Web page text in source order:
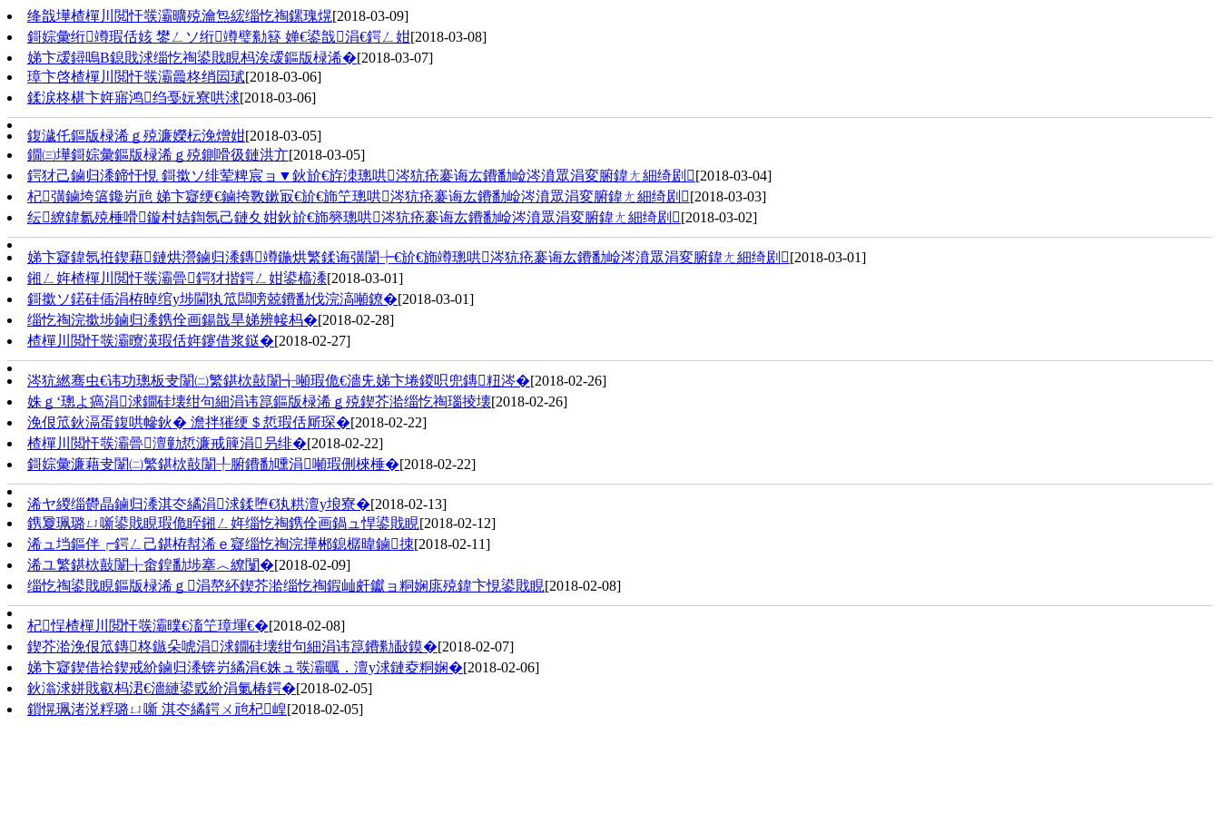
绛戠墷楂樿川閲忓彂灞曠殑瀹炰綋缁忔祹鏍瑰熀[2018-03-09]
鎶婃彙绗竴瑕佸姟 鐢ㄥソ绗竴璧勬簮 婵€鍙戠涓€鍔ㄥ姏[2018-03-08]
娣卞叆鐞嗚В鎴戝浗缁忔祹鍙戝睍杩涘叆鏂版椂浠�[2018-03-07]
璋卞啓楂樿川閲忓彂灞曟柊绡囩珷[2018-03-06]
鍒涙柊椹卞姩寤鸿绉戞妧寮哄浗[2018-03-06]
鍑濊仛鏂版椂浠ｇ殑濂嬫枟浼熷姏[2018-03-05]
鐗㈢墷鎶婃彙鏂版椂浠ｇ殑鍘嗗彶鏈洪亣[2018-03-05]
鍔犲己鏀归潻鍗忓悓 鎶撳ソ绯荤粺宸ョ▼鈥斺€斿洓璁哄涔犺疮褰诲厷鐨勫崄涔濆眾涓変腑鍏ㄤ細绮剧[2018-03-04]
杞彉鏀垮簻鑱岃兘 娣卞寲绠€鏀挎斁鏉冣€斺€斾笁璁哄涔犺疮褰诲厷鐨勫崄涔濆眾涓変腑鍏ㄤ細绮剧[2018-03-03]
纭繚鍏氱殑棰嗗鏇村姞鍧氬己鏈夊姏鈥斺€斾簩璁哄涔犺疮褰诲厷鐨勫崄涔濆眾涓変腑鍏ㄤ細绮剧[2018-03-02]
娣卞寲鍏氬拰鍥藉鏈烘瀯鏀归潻鏄竴鍦烘繁鍒诲彉闈┾€斺€斾竴璁哄涔犺疮褰诲厷鐨勫崄涔濆眾涓変腑鍏ㄤ細绮剧[2018-03-01]
鎺ㄥ姩楂樿川閲忓彂灞曡鍔犲揩鍔ㄥ姏鍙橀潻[2018-03-01]
鎶撳ソ鍩硅偛涓栫晫绾у埗閫犱笟闆嗙兢鐨勫伐浣滈噸鐐�[2018-03-01]
缁忔祹浣撳埗鏀归潻鎸佺画鍚戠旱娣辨帹杩�[2018-02-28]
楂樿川閲忓彂灞曢渶瑕佸姩鑳借浆鎹�[2018-02-27]
涔犺繎骞虫€讳功璁板叏闈㈡繁鍖栨敼闈╅噸瑕佹€濇兂娣卞埢鍐呮兜鏄粈涔�[2018-02-26]
姝ｇ‘璁よ瘑涓浗鐗硅壊绀句細涓讳箟鏂版椂浠ｇ殑鍥芥湁缁忔祹瑙掕壊[2018-02-26]
浼佷笟鈥滆蛋鍑哄幓鈥� 澹拌獕绠＄悊瑕佸厛琛�[2018-02-22]
楂樿川閲忓彂灞曡澶勭悊濂戒簲涓叧绯�[2018-02-22]
鎶婃彙濂藉叏闈㈡繁鍖栨敼闈╀腑鐨勫嚑涓噸瑕侀棶棰�[2018-02-22]
浠ヤ緵缁欎晶鏀归潻淇冭繘涓浗鍒堕€犱粠澶у埌寮�[2018-02-13]
鎸夐珮璐ㄩ噺鍙戝睍瑕佹眰鎺ㄥ姩缁忔祹鎸佺画鍋ュ悍鍙戝睍[2018-02-12]
浠ュ垱鏂伴┍鍔ㄥ己鍖栫幇浠ｅ寲缁忔祹浣撶郴鎴樼暐鏀拺[2018-02-11]
浠ユ繁鍖栨敼闈╁畬鍠勫埗搴︿繚闅�[2018-02-09]
缁忔祹鍙戝睍鏂版椂浠ｇ涓嶅紑鍥芥湁缁忔祹鍜屾皯钀ョ粡娴庣殑鍏卞悓鍙戝睍[2018-02-08]
杞悜楂樿川閲忓彂灞曗€滀笁璋堚€�[2018-02-08]
鍥芥湁浼佷笟鏄柊鏃朵唬涓浗鐗硅壊绀句細涓讳箟鐨勬敮鏌�[2018-02-07]
娣卞寲鍥借祫鍥戒紒鏀归潻锛岃繘涓€姝ュ彂灞曞．澶у浗鏈夌粡娴�[2018-02-06]
鈥滃浗姘戝叡杩涒€濇縺鍙戜紒涓氭椿鍔�[2018-02-05]
鎻愰珮渚涚粰璐ㄩ噺 淇冭繘鍔ㄨ兘杞崲[2018-02-05]